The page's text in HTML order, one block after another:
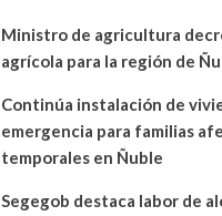
Ministro de agricultura
agrícola para la región de
Continúa instalación de
emergencia para familias
temporales en Ñuble
Segegob destaca labor de